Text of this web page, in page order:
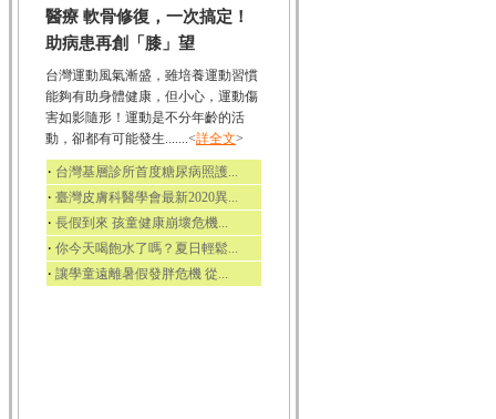
醫療 軟骨修復，一次搞定！
助病患再創「膝」望
台灣運動風氣漸盛，雖培養運動習慣
能夠有助身體健康，但小心，運動傷
害如影隨形！運動是不分年齡的活
動，卻都有可能發生.......<詳全文>
‧ 台灣基層診所首度糖尿病照護...
‧ 臺灣皮膚科醫學會最新2020異...
‧ 長假到來 孩童健康崩壞危機...
‧ 你今天喝飽水了嗎？夏日輕鬆...
‧ 讓學童遠離暑假發胖危機 從...